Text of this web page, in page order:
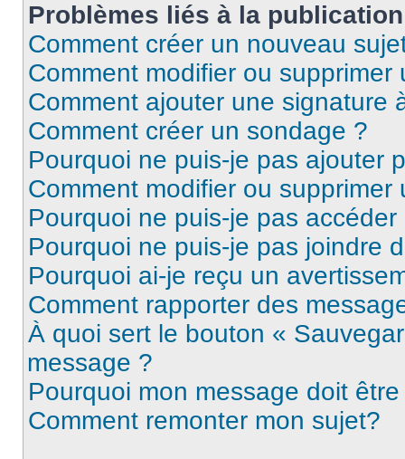
Problèmes liés à la
Comment créer un nouveau
Comment modifier ou supprimer
Comment ajouter une signature
Comment créer un sondage ?
Pourquoi ne puis-je pas ajouter
Comment modifier ou supprimer
Pourquoi ne puis-je pas
Pourquoi ne puis-je pas joindre
Pourquoi ai-je reçu un
Comment rapporter des
À quoi sert le bouton «
message ?
Pourquoi mon message doit
Comment remonter mon sujet?